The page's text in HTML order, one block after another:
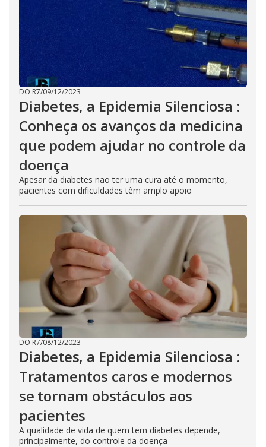
DO R7/09/12/2023
Diabetes, a Epidemia Silenciosa :
Conheça os avanços da medicina
que podem ajudar no controle da
doença
Apesar da diabetes não ter uma cura até o momento,
pacientes com dificuldades têm amplo apoio
DO R7/08/12/2023
Diabetes, a Epidemia Silenciosa :
Tratamentos caros e modernos
se tornam obstáculos aos
pacientes
A qualidade de vida de quem tem diabetes depende,
principalmente, do controle da doença